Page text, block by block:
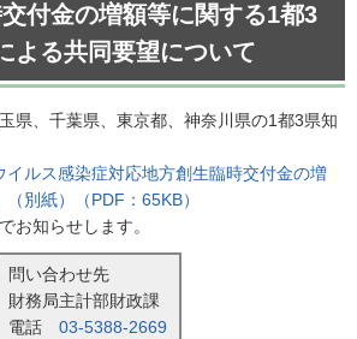
付金の増額等に関する1都3
よる共同要望について
県、千葉県、東京都、神奈川県の1都3県知
イルス感染症対応地方創生臨時交付金の増
別紙）（PDF：65KB）
お知らせします。
問い合わせ先
財務局主計部財政課
電話 03-5388-2669